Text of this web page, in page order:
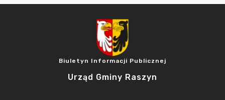
Biuletyn Informacji Publicznej
Urząd Gminy Raszyn